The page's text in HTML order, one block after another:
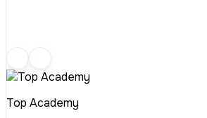
Top Academy